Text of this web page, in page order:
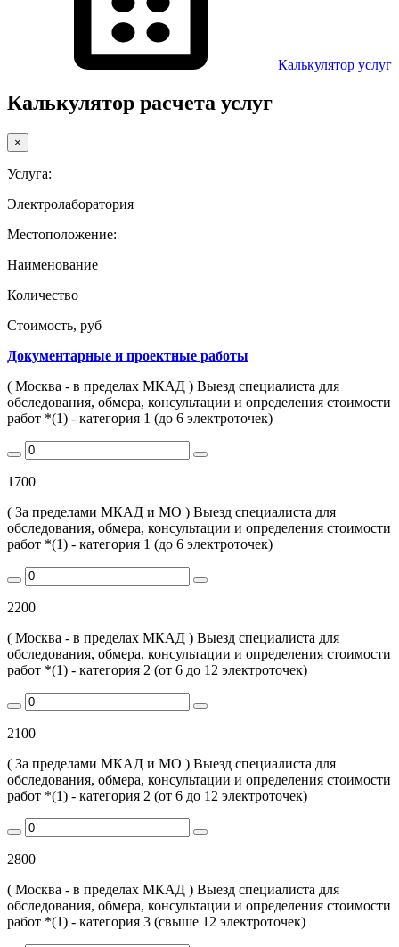
Калькулятор услуг
Калькулятор расчета услуг
×
Услуга:
Электролаборатория
Местоположение:
Наименование
Количество
Стоимость, руб
Документарные и проектные работы
( Москва - в пределах МКАД ) Выезд специалиста для
обследования, обмера, консультации и определения стоимости
работ *(1) - категория 1 (до 6 электроточек)
1700
( За пределами МКАД и МО ) Выезд специалиста для
обследования, обмера, консультации и определения стоимости
работ *(1) - категория 1 (до 6 электроточек)
2200
( Москва - в пределах МКАД ) Выезд специалиста для
обследования, обмера, консультации и определения стоимости
работ *(1) - категория 2 (от 6 до 12 электроточек)
2100
( За пределами МКАД и МО ) Выезд специалиста для
обследования, обмера, консультации и определения стоимости
работ *(1) - категория 2 (от 6 до 12 электроточек)
2800
( Москва - в пределах МКАД ) Выезд специалиста для
обследования, обмера, консультации и определения стоимости
работ *(1) - категория 3 (свыше 12 электроточек)